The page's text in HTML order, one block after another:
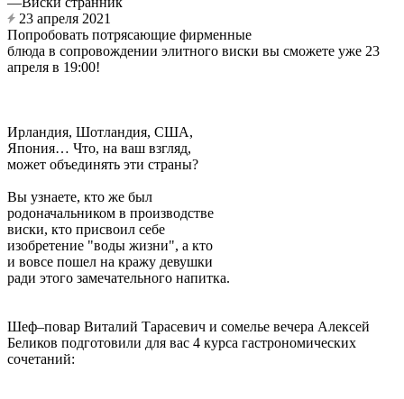
23 апреля 2021
Попробовать потрясающие фирменные
блюда в сопровождении элитного виски вы сможете уже 23
апреля в 19:00!
Ирландия, Шотландия, США,
Япония… Что, на ваш взгляд,
может объединять эти страны?
Вы узнаете, кто же был
родоначальником в производстве
виски, кто присвоил себе
изобретение "воды жизни", а кто
и вовсе пошел на кражу девушки
ради этого замечательного напитка.
Шеф–повар Виталий Тарасевич и сомелье вечера Алексей
Беликов подготовили для вас 4 курса гастрономических
сочетаний: